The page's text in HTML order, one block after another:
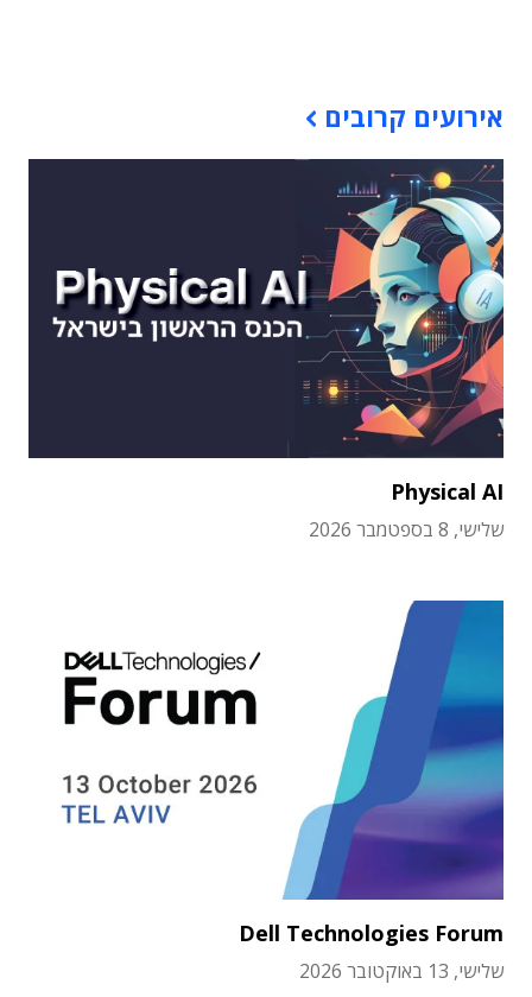
אירועים קרובים
Physical AI
שלישי, 8 בספטמבר 2026
Dell Technologies Forum
שלישי, 13 באוקטובר 2026